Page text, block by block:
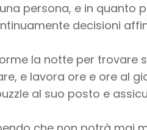
una persona, e in
decisioni
la notte per trovare
e lavora ore e ore al
al suo posto e